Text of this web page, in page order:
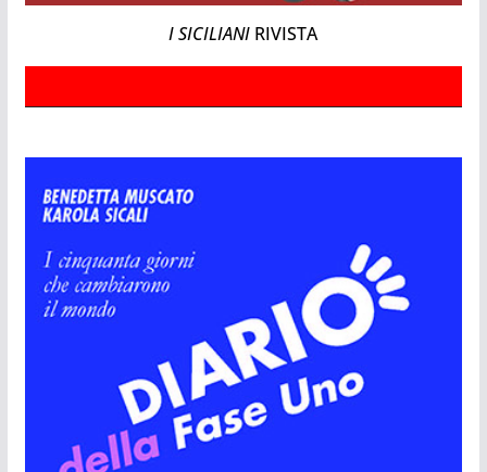
I SICILIANI RIVISTA